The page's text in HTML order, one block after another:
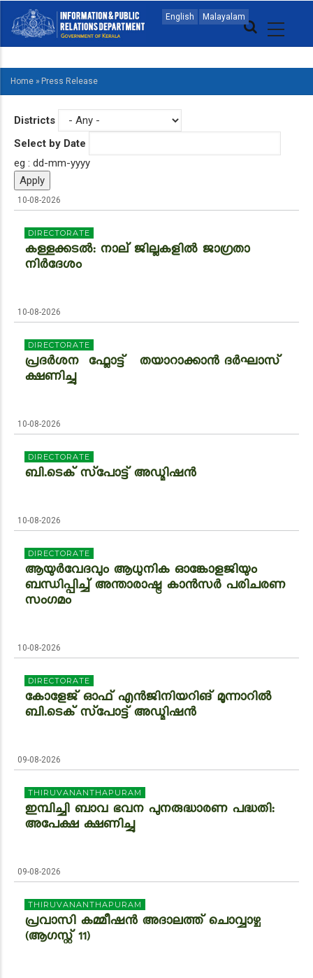
main
English Malayalam
MAIN
NAVIGATION
MALAYALAM
BREADCRUMB
Home » Press Release
Districts
Select by Date
eg : dd-mm-yyyy
10-08-2026
DIRECTORATE
കള്ളക്കടൽ: നാല് ജില്ലകളിൽ ജാഗ്രതാ
നിർദേശം
10-08-2026
DIRECTORATE
പ്രദർശന ഫ്ലോട്ട് തയാറാക്കാൻ ദർഘാസ്
ക്ഷണിച്ചു
10-08-2026
DIRECTORATE
ബി.ടെക് സ്‌പോട്ട് അഡ്മിഷൻ
10-08-2026
DIRECTORATE
ആയുർവേദവും ആധുനിക ഓങ്കോളജിയും
ബന്ധിപ്പിച്ച് അന്താരാഷ്ട്ര കാൻസർ പരിചരണ
സംഗമം
10-08-2026
DIRECTORATE
കോളേജ് ഓഫ് എൻജിനിയറിങ് മൂന്നാറിൽ
ബി.ടെക് സ്‌പോട്ട് അഡ്മിഷൻ
09-08-2026
THIRUVANANTHAPURAM
ഇമ്പിച്ചി ബാവ ഭവന പുനരുദ്ധാരണ പദ്ധതി:
അപേക്ഷ ക്ഷണിച്ചു
09-08-2026
THIRUVANANTHAPURAM
പ്രവാസി കമ്മീഷൻ അദാലത്ത് ചൊവ്വാഴ്ച
(ആഗസ്റ്റ് 11)